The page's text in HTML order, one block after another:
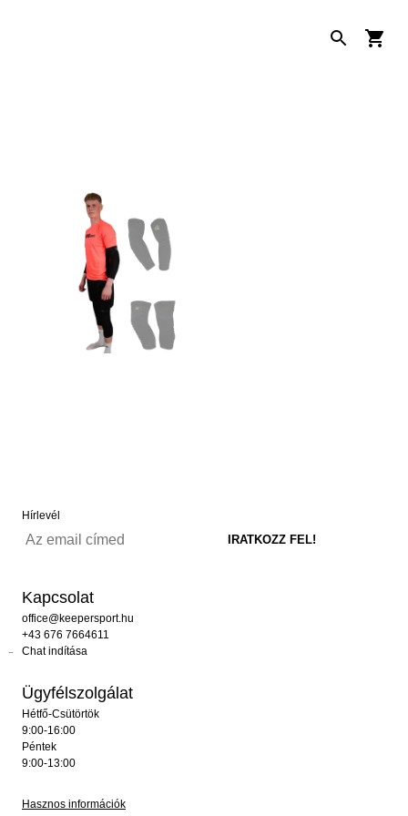
Hírlevél
Kapcsolat
office@keepersport.hu
+43 676 7664611
Chat indítása
Ügyfélszolgálat
Hétfő-Csütörtök
9:00-16:00
Péntek
9:00-13:00
Hasznos információk